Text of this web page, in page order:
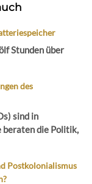
Stunden über
des
sind in
beraten die Politik,
Postkolonialismus